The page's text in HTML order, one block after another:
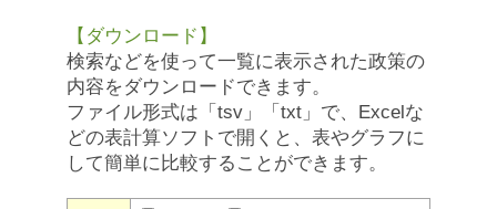
【ダウンロード】
検索などを使って一覧に表示された政策の
内容をダウンロードできます。
ファイル形式は「tsv」「txt」で、Excelな
どの表計算ソフトで開くと、表やグラフに
して簡単に比較することができます。